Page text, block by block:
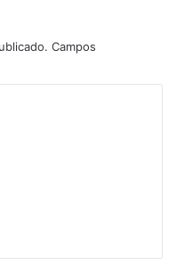
Campos